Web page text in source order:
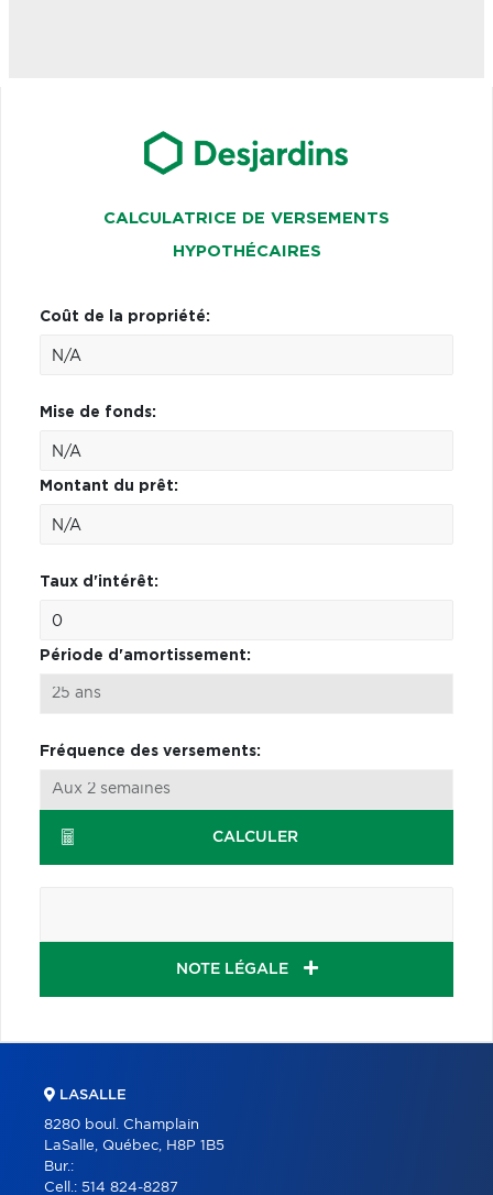
CALCULATRICE DE VERSEMENTS
HYPOTHÉCAIRES
Coût de la propriété:
Mise de fonds:
Montant du prêt:
Taux d'intérêt:
Période d'amortissement:
Fréquence des versements:
CALCULER
NOTE LÉGALE
LASALLE
8280 boul. Champlain
LaSalle, Québec, H8P 1B5
Bur.:
Cell.: 514 824-8287